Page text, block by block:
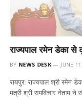
राज्यपाल रमेन डेका से
BY NEWS DESK JUNE
रायपुर: राज्यपाल श्री रमेन
मंत्री श्री रामविचार नेताम ने